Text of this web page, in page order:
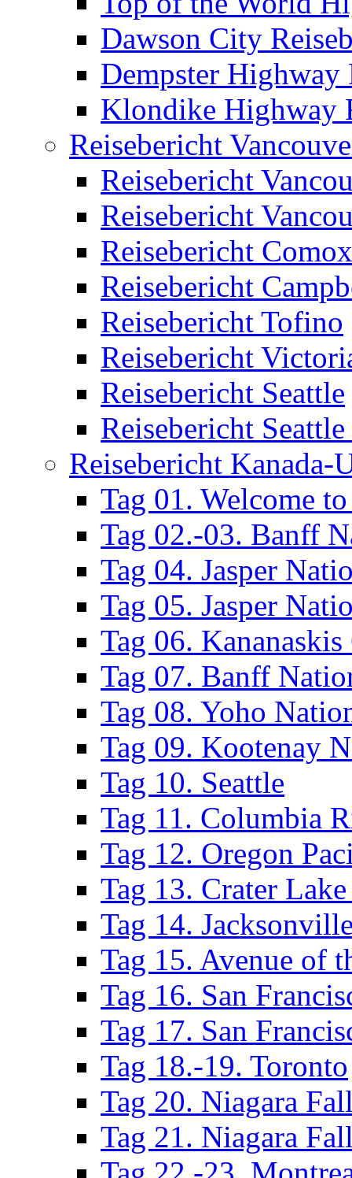
Dawson City
Dempster Highway
Klondike Highway
Reisebericht
Reisebericht
Reisebericht
Reisebericht Comox
Reisebericht
Reisebericht Tofino
Reisebericht
Reisebericht Seattle
Reisebericht
Reisebericht Kanada-
Tag 01. Welcome
Tag 02.-03. Banff
Tag 04. Jasper
Tag 05. Jasper
Tag 06.
Tag 07. Banff
Tag 08. Yoho
Tag 09. Kootenay
Tag 10. Seattle
Tag 11. Columbia
Tag 12. Oregon
Tag 13. Crater
Tag 14.
Tag 15. Avenue of
Tag 16. San
Tag 17. San
Tag 18.-19. Toronto
Tag 20. Niagara
Tag 21. Niagara